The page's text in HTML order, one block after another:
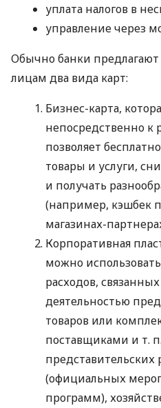
уплата налогов в
управление через
Обычно банки
лицам два вида карт:
Бизнес-карта,
непосредственно к
позволяет
товары и услуги,
и получать
(например, кэшбек
магазинах-
Корпоративная
можно
расходов,
деятельностью
товаров или
поставщиками и т. п.
представительских
(официальных
программ),